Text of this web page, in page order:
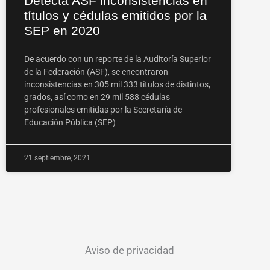
títulos y cédulas emitidos por la
SEP en 2020
De acuerdo con un reporte de la Auditoría Superior
de la Federación (ASF), se encontraron
inconsistencias en 305 mil 333 títulos de distintos,
grados, así como en 29 mil 588 cédulas
profesionales emitidas por la Secretaría de
Educación Pública (SEP)
21 septiembre, 2021
Aviso de privacidad